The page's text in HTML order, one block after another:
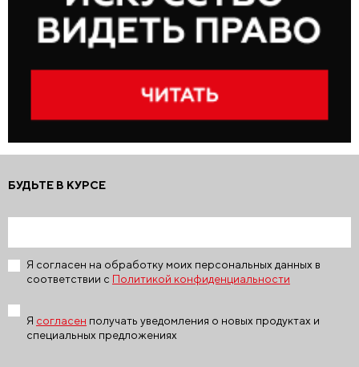
БУДЬТЕ В КУРСЕ
Я согласен на обработку моих персональных данных в
соответствии с Политикой конфиденциальности
Я согласен получать уведомления о новых продуктах и
специальных предложениях